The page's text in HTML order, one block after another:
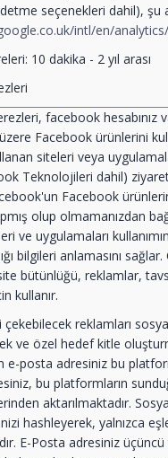
seçenekleri dahil), şu
intl/en/
10 dakika - 2 yıl arası
facebook hesabınız
Facebook ürünlerini
siteleri veya
Teknolojileri dahil)
Facebook
olup olmamanızdan
ve uygulamaları
bilgileri anlamasını
bütünlüğü, reklamlar,
kullanır.
çekebilecek reklamları
ve özel hedef kitle
e-posta adresiniz bu
bu platformların
aktarılmaktadır.
hashleyerek, yalnızca
E-Posta adresiniz